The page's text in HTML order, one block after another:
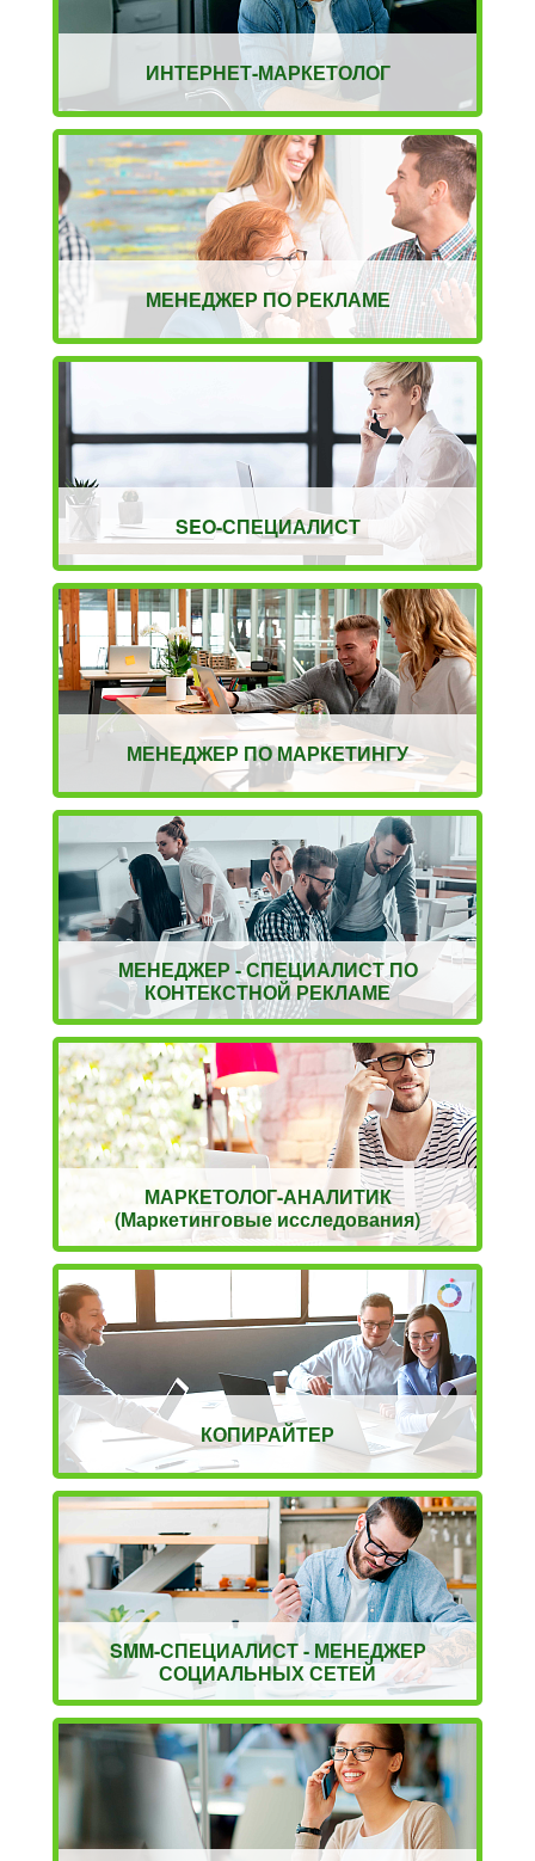
ИНТЕРНЕТ-МАРКЕТОЛОГ
МЕНЕДЖЕР ПО РЕКЛАМЕ
SEO-СПЕЦИАЛИСТ
МЕНЕДЖЕР ПО МАРКЕТИНГУ
МЕНЕДЖЕР - СПЕЦИАЛИСТ ПО
КОНТЕКСТНОЙ РЕКЛАМЕ
МАРКЕТОЛОГ-АНАЛИТИК
(Маркетинговые исследования)
КОПИРАЙТЕР
SMM-СПЕЦИАЛИСТ - МЕНЕДЖЕР
СОЦИАЛЬНЫХ СЕТЕЙ